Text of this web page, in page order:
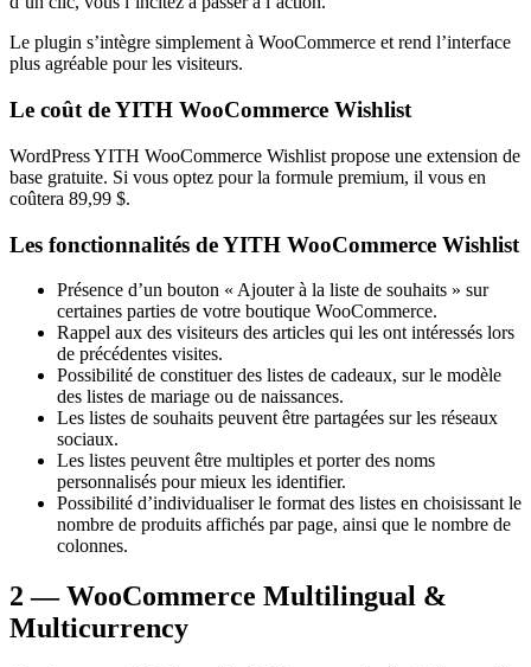
Le plugin s’intègre simplement à WooCommerce et rend l’interface
plus agréable pour les visiteurs.
Le coût de YITH WooCommerce Wishlist
WordPress YITH WooCommerce Wishlist propose une extension de
base gratuite. Si vous optez pour la formule premium, il vous en
coûtera 89,99 $.
Les fonctionnalités de YITH WooCommerce Wishlist
Présence d’un bouton « Ajouter à la liste de souhaits » sur
certaines parties de votre boutique WooCommerce.
Rappel aux des visiteurs des articles qui les ont intéressés lors
de précédentes visites.
Possibilité de constituer des listes de cadeaux, sur le modèle
des listes de mariage ou de naissances.
Les listes de souhaits peuvent être partagées sur les réseaux
sociaux.
Les listes peuvent être multiples et porter des noms
personnalisés pour mieux les identifier.
Possibilité d’individualiser le format des listes en choisissant le
nombre de produits affichés par page, ainsi que le nombre de
colonnes.
2 — WooCommerce Multilingual &
Multicurrency